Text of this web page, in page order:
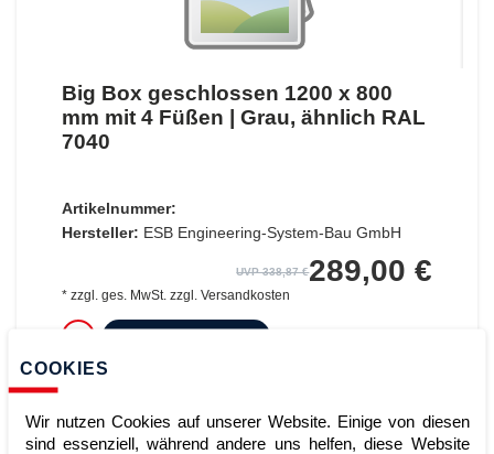
Big Box geschlossen 1200 x 800
mm mit 4 Füßen | Grau, ähnlich RAL
7040
Artikelnummer:
Hersteller: ESB Engineering-System-Bau GmbH
UVP 338,87 €289,00 €
* zzgl. ges. MwSt.zzgl. Versandkosten
COOKIES
Wir nutzen Cookies auf unserer Website. Einige von diesen
sind essenziell, während andere uns helfen, diese Website